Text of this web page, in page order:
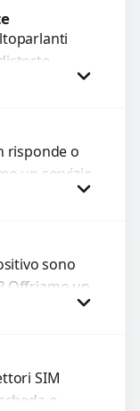
ricambi di
risponde o
un servizio
o
sono
Offriamo un
SIM
o